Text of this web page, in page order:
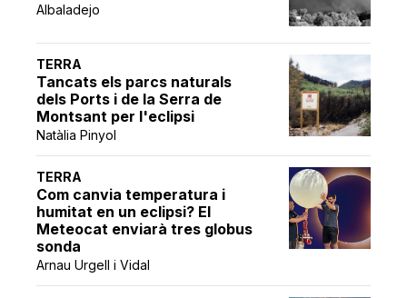
Albaladejo
TERRA
Tancats els parcs naturals
dels Ports i de la Serra de
Montsant per l'eclipsi
Natàlia Pinyol
TERRA
Com canvia temperatura i
humitat en un eclipsi? El
Meteocat enviarà tres globus
sonda
Arnau Urgell i Vidal